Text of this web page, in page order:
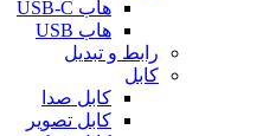
هاب USB-C
هاب USB
رابط و تبدیل
کابل
کابل صدا
کابل تصویر